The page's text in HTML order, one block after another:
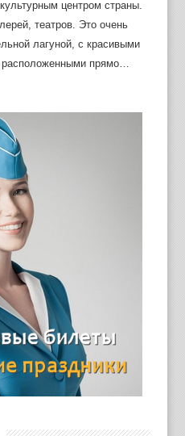
центром страны.
театров. Это очень
лагуной, с красивыми
прямо…